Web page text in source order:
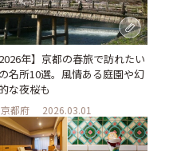
2026年】京都の春旅で訪れたい
名所10選。風情ある庭園や幻
な夜桜も
京都府 2026.03.01